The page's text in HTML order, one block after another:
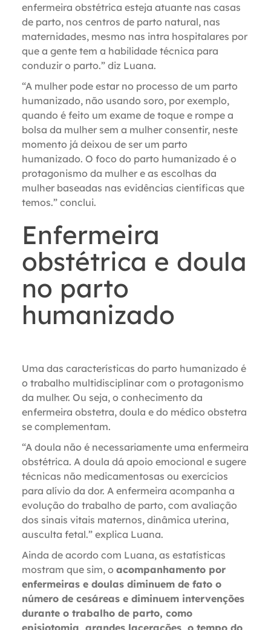
enfermeira obstétrica esteja atuante nas casas
de parto, nos centros de parto natural, nas
maternidades, mesmo nas intra hospitalares por
que a gente tem a habilidade técnica para
conduzir o parto.” diz Luana.
“A mulher pode estar no processo de um parto
humanizado, não usando soro, por exemplo,
quando é feito um exame de toque e rompe a
bolsa da mulher sem a mulher consentir, neste
momento já deixou de ser um parto
humanizado. O foco do parto humanizado é o
protagonismo da mulher e as escolhas da
mulher baseadas nas evidências científicas que
temos.” conclui.
Enfermeira
obstétrica e doula
no parto
humanizado
Uma das características do parto humanizado é
o trabalho multidisciplinar com o protagonismo
da mulher. Ou seja, o conhecimento da
enfermeira obstetra, doula e do médico obstetra
se complementam.
“A doula não é necessariamente uma enfermeira
obstétrica. A doula dá apoio emocional e sugere
técnicas não medicamentosas ou exercícios
para alívio da dor. A enfermeira acompanha a
evolução do trabalho de parto, com avaliação
dos sinais vitais maternos, dinâmica uterina,
ausculta fetal.” explica Luana.
Ainda de acordo com Luana, as estatísticas
mostram que sim, o acompanhamento por
enfermeiras e doulas diminuem de fato o
número de cesáreas e diminuem intervenções
durante o trabalho de parto, como